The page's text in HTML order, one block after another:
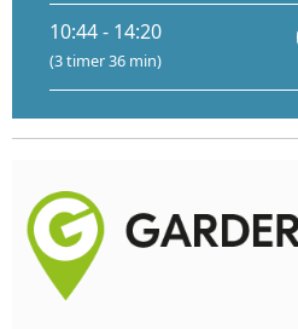
10:44 - 14:20
(3 timer 36 min)